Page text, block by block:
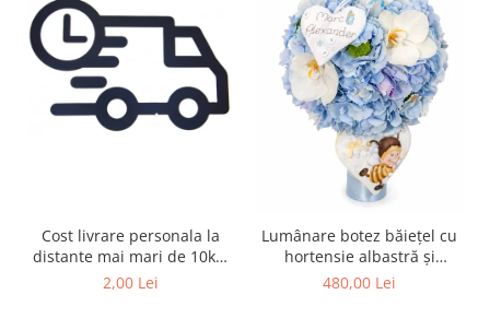
Cost livrare personala la
distante mai mari de 10km
de Iasi
2,00 Lei
Lumânare botez băiețel cu
hortensie albastră și
orhidee – model
480,00 Lei